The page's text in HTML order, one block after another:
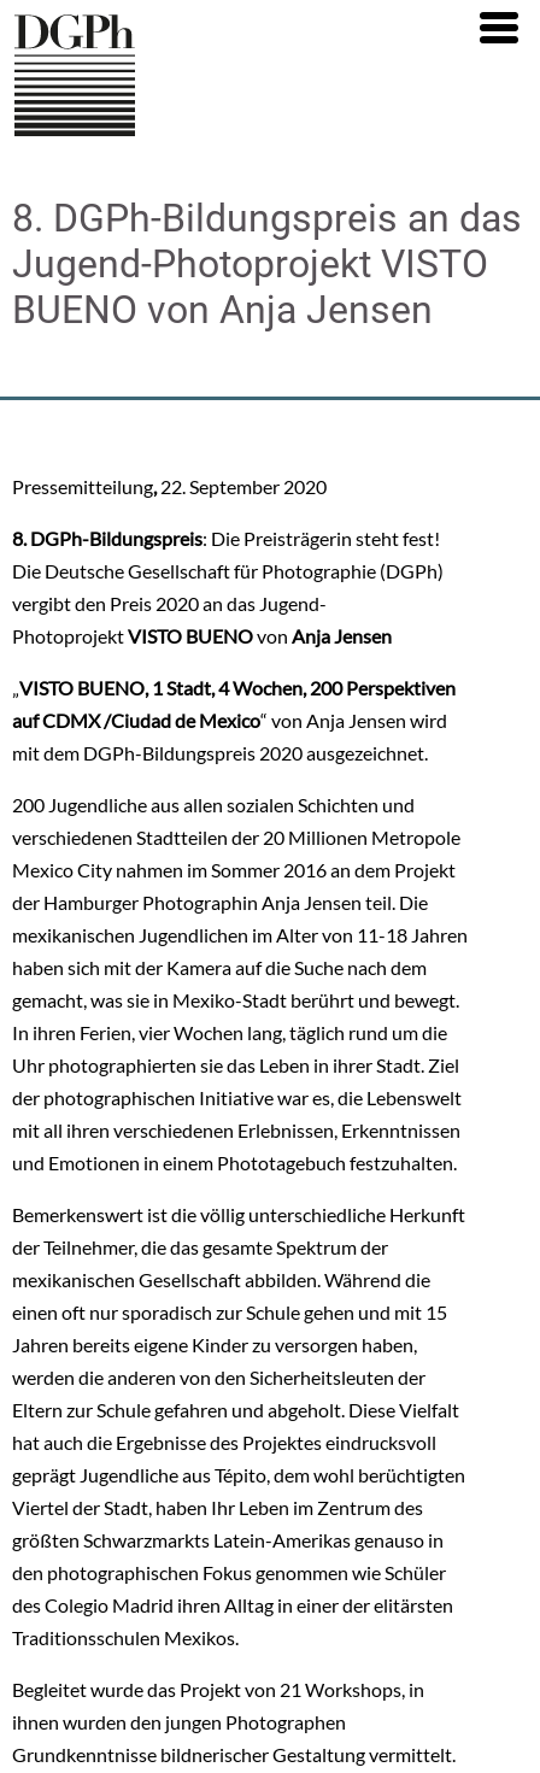
Direkt
zum
Inhalt
8. DGPh-Bildungspreis an das
Jugend-Photoprojekt VISTO
BUENO von Anja Jensen
Pressemitteilung, 22. September 2020
8. DGPh-Bildungspreis: Die Preisträgerin steht fest!
Die Deutsche Gesellschaft für Photographie (DGPh)
vergibt den Preis 2020 an das Jugend-
PhotoprojektVISTO BUENOvon Anja Jensen
VISTO BUENO, 1 Stadt, 4 Wochen, 200 Perspektiven
auf CDMX /Ciudad de Mexico“ von Anja Jensen wird
mit dem DGPh-Bildungspreis 2020 ausgezeichnet.
200 Jugendliche aus allen sozialen Schichten und
verschiedenen Stadtteilen der 20 Millionen Metropole
Mexico City nahmen im Sommer 2016 an dem Projekt
der Hamburger Photographin Anja Jensen teil. Die
mexikanischen Jugendlichen im Alter von 11-18 Jahren
haben sich mit der Kamera auf die Suche nach dem
gemacht, was sie in Mexiko-Stadt berührt und bewegt.
In ihren Ferien, vier Wochen lang, täglich rund um die
Uhr photographierten sie das Leben in ihrer Stadt. Ziel
der photographischen Initiative war es, die Lebenswelt
mit all ihren verschiedenen Erlebnissen, Erkenntnissen
und Emotionen in einem Phototagebuch festzuhalten.
Bemerkenswert ist die völlig unterschiedliche Herkunft
der Teilnehmer, die das gesamte Spektrum der
mexikanischen Gesellschaft abbilden. Während die
einen oft nur sporadisch zur Schule gehen und mit 15
Jahren bereits eigene Kinder zu versorgen haben,
werden die anderen von den Sicherheitsleuten der
Eltern zur Schule gefahren und abgeholt. Diese Vielfalt
hat auch die Ergebnisse des Projektes eindrucksvoll
geprägt Jugendliche aus Tépito, dem wohl berüchtigten
Viertel der Stadt, haben Ihr Leben im Zentrum des
größten Schwarzmarkts Latein-Amerikas genauso in
den photographischen Fokus genommen wie Schüler
des Colegio Madrid ihren Alltag in einer der elitärsten
Traditionsschulen Mexikos.
Begleitet wurde das Projekt von 21 Workshops, in
ihnen wurden den jungen Photographen
Grundkenntnisse bildnerischer Gestaltung vermittelt.